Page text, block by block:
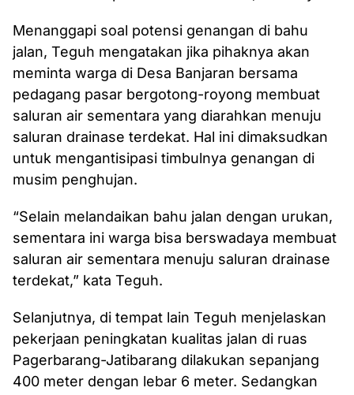
Menanggapi soal potensi genangan di bahu
jalan, Teguh mengatakan jika pihaknya akan
meminta warga di Desa Banjaran bersama
pedagang pasar bergotong-royong membuat
saluran air sementara yang diarahkan menuju
saluran drainase terdekat. Hal ini dimaksudkan
untuk mengantisipasi timbulnya genangan di
musim penghujan.
“Selain melandaikan bahu jalan dengan urukan,
sementara ini warga bisa berswadaya membuat
saluran air sementara menuju saluran drainase
terdekat,” kata Teguh.
Selanjutnya, di tempat lain Teguh menjelaskan
pekerjaan peningkatan kualitas jalan di ruas
Pagerbarang-Jatibarang dilakukan sepanjang
400 meter dengan lebar 6 meter. Sedangkan